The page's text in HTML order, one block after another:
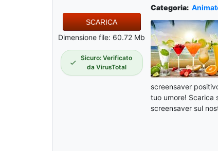
SCARICA
Dimensione file: 60.72 Mb
Sicuro: Verificato
da VirusTotal
Categoria:
screensaver
tuo umore! Scarica
screensaver sul